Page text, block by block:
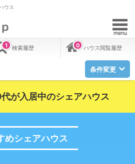
ウス
menu
検索履歴
1 ハウス閲覧履歴
0
条件変更
が入居中のシェアハウス
めシェアハウス